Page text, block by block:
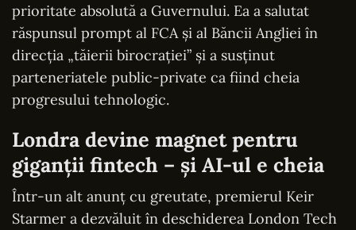
prioritate absolută a Guvernului. Ea a salutat
răspunsul prompt al FCA și al Băncii Angliei în
direcția „tăierii birocrației” și a susținut
parteneriatele public-private ca fiind cheia
progresului tehnologic.
Londra devine magnet pentru
giganții fintech – și AI-ul e cheia
Într-un alt anunț cu greutate, premierul Keir
Starmer a dezvăluit în deschiderea London Tech